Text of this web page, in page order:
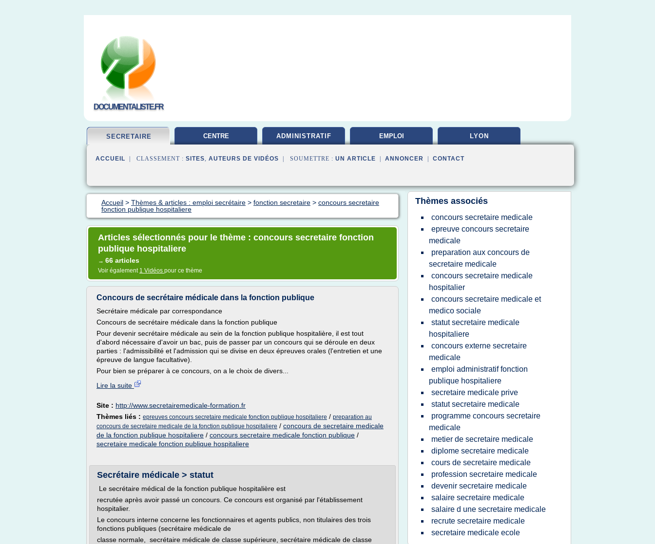
DOCUMENTALISTE.FR
SECRETAIRE CENTRE ADMINISTRATIF EMPLOI LYON
ACCUEIL | CLASSEMENT : SITES, AUTEURS DE VIDÉOS | SOUMETTRE : UN ARTICLE ANNONCER CONTACT
Accueil > Thèmes & articles : emploi secrétaire > fonction secretaire > concours secretaire
fonction publique hospitaliere
Articles sélectionnés pour le thème : concours secretaire fonction
publique hospitaliere
→ 66 articles
Voir également 1 Vidéos pour ce thème
Concours de secrétaire médicale dans la fonction publique
Secrétaire médicale par correspondance
Concours de secrétaire médicale dans la fonction publique
Pour devenir secrétaire médicale au sein de la fonction publique hospitalière, il est tout
d'abord nécessaire d'avoir un bac, puis de passer par un concours qui se déroule en deux
parties : l'admissibilité et l'admission qui se divise en deux épreuves orales (l'entretien et une
épreuve de langue facultative).
Pour bien se préparer à ce concours, on a le choix de divers...
Lire la suite
Site : http://www.secretairemedicale-formation.fr
Thèmes liés : epreuves concours secretaire medicale fonction publique hospitaliere / preparation au
concours de secretaire medicale de la fonction publique hospitaliere / concours de secretaire medicale
de la fonction publique hospitaliere / concours secretaire medicale fonction publique /
secretaire medicale fonction publique hospitaliere
Secrétaire médicale > statut
Le secrétaire médical de la fonction publique hospitalière est
recrutée après avoir passé un concours. Ce concours est organisé par l'établissement
hospitalier.
Le concours interne concerne les fonctionnaires et agents publics, non titulaires des trois
fonctions publiques (secrétaire médicale de
classe normale, secrétaire médicale de classe supérieure, secrétaire médicale de classe
Thèmes associés
concours secretaire medicale
epreuve concours secretaire
medicale
preparation aux concours de
secretaire medicale
concours secretaire medicale
hospitalier
concours secretaire medicale et
medico sociale
statut secretaire medicale
hospitaliere
concours externe secretaire
medicale
emploi administratif fonction
publique hospitaliere
secretaire medicale prive
statut secretaire medicale
programme concours secretaire
medicale
metier de secretaire medicale
diplome secretaire medicale
cours de secretaire medicale
profession secretaire medicale
devenir secretaire medicale
salaire secretaire medicale
salaire d une secretaire medicale
recrute secretaire medicale
secretaire medicale ecole